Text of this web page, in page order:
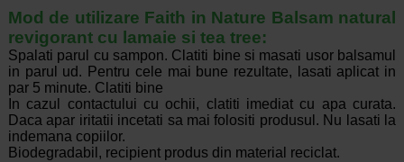
Mod de utilizare Faith in Nature Balsam natural
revigorant cu lamaie si tea tree:
Spalati parul cu sampon. Clatiti bine si masati usor balsamul
in parul ud. Pentru cele mai bune rezultate, lasati aplicat in
par 5 minute. Clatiti bine
In cazul contactului cu ochii, clatiti imediat cu apa curata.
Daca apar iritatii incetati sa mai folositi produsul. Nu lasati la
indemana copiilor.
Biodegradabil, recipient produs din material reciclat.